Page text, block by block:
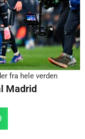
fra hele verden
Madrid